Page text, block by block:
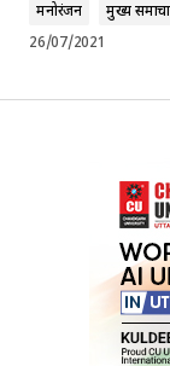
मनोरंजन
मुख्य
26/07/2021